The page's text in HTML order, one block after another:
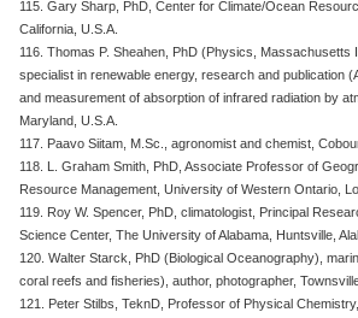
115. Gary Sharp, PhD, Center for Climate/Ocean
California, U.S.A.
116. Thomas P. Sheahen, PhD (Physics, Massachusetts
specialist in renewable energy, research and publication
and measurement of absorption of infrared radiation by
Maryland, U.S.A.
117. Paavo Siitam, M.Sc., agronomist and chemist,
118. L. Graham Smith, PhD, Associate Professor of
Resource Management, University of Western Ontario,
119. Roy W. Spencer, PhD, climatologist, Principal
Science Center, The University of Alabama, Huntsville,
120. Walter Starck, PhD (Biological Oceanography),
coral reefs and fisheries), author, photographer,
121. Peter Stilbs, TeknD, Professor of Physical